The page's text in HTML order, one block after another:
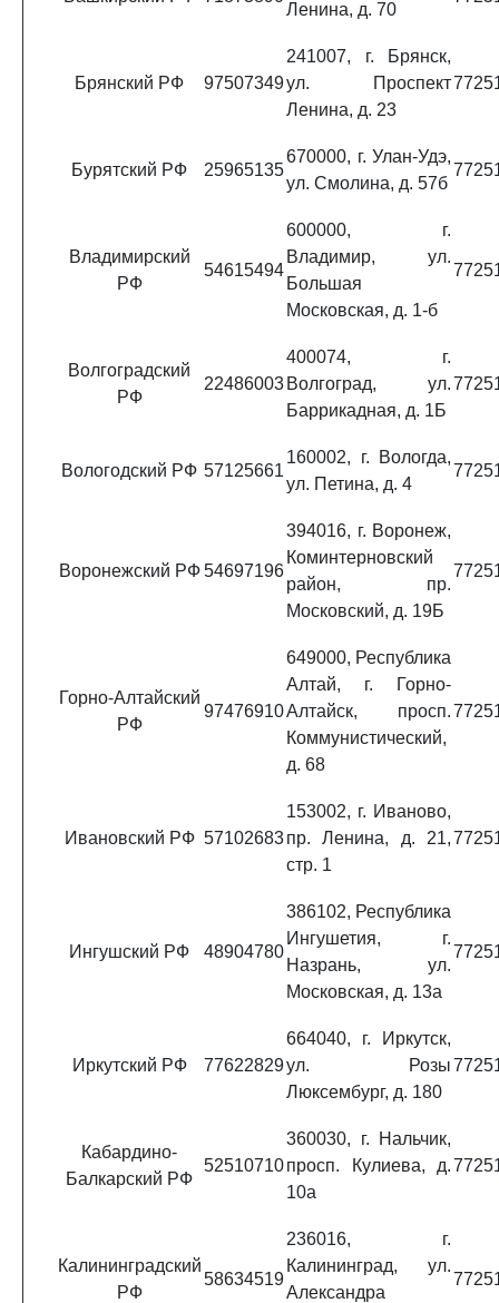
Ленина, д. 70
Брянский РФ 97507349
241007, г. Брянск,
ул. Проспект
Ленина, д. 23
Бурятский РФ 25965135
670000, г. Улан-Удэ,
ул. Смолина, д. 57б
Владимирский
РФ
54615494
600000, г.
Владимир, ул.
Большая
Московская, д. 1-б
Волгоградский
РФ
22486003
400074, г.
Волгоград, ул.
Баррикадная, д. 1Б
Вологодский РФ 57125661
160002, г. Вологда,
ул. Петина, д. 4
Воронежский РФ 54697196
394016, г. Воронеж,
Коминтерновский
район, пр.
Московский, д. 19Б
Горно-Алтайский
РФ
97476910
649000, Республика
Алтай, г. Горно-
Алтайск, просп.
Коммунистический,
д. 68
Ивановский РФ 57102683
153002, г. Иваново,
пр. Ленина, д. 21,
стр. 1
Ингушский РФ 48904780
386102, Республика
Ингушетия, г.
Назрань, ул.
Московская, д. 13а
Иркутский РФ 77622829
664040, г. Иркутск,
ул. Розы
Люксембург, д. 180
Кабардино-
Балкарский РФ
52510710
360030, г. Нальчик,
просп. Кулиева, д.
10а
Калининградский
РФ
58634519
236016, г.
Калининград, ул.
Александра